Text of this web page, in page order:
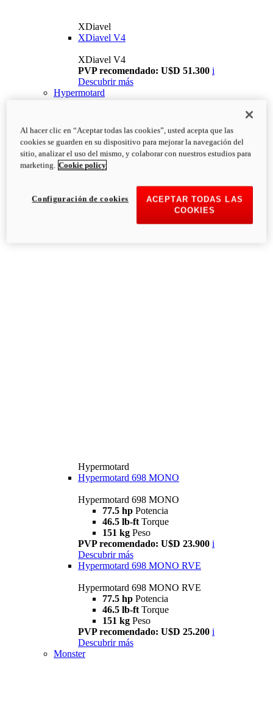
XDiavel
XDiavel V4
XDiavel V4
PVP recomendado: U$D 51.300 i
Descubrir más
Hypermotard
Hypermotard
Hypermotard 698 MONO
Hypermotard 698 MONO
77.5 hp Potencia
46.5 lb-ft Torque
151 kg Peso
PVP recomendado: U$D 23.900 i
Descubrir más
Hypermotard 698 MONO RVE
Hypermotard 698 MONO RVE
77.5 hp Potencia
46.5 lb-ft Torque
151 kg Peso
PVP recomendado: U$D 25.200 i
Descubrir más
Monster
Al hacer clic en “Aceptar todas las cookies”, usted acepta que las
cookies se guarden en su dispositivo para mejorar la navegación del
sitio, analizar el uso del mismo, y colaborar con nuestros estudios para
marketing. Cookie policy
ACEPTAR TODAS LAS
COOKIES
Configuración de cookies